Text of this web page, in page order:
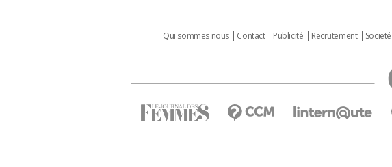
Qui sommes nous Contact Publicité Recrutement Societé